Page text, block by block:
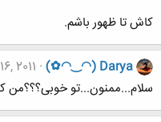
کاش تا ظهور باشم.
(✿◠‿◠) Darya
2011
سلام...ممنون...تو خوبی؟؟؟من